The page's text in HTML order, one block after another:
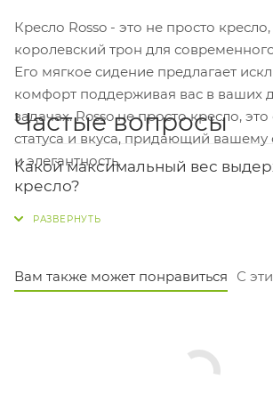
Кресло Rosso - это не просто
королевский трон для
Его мягкое сидение предлагает
комфорт поддерживая вас в ваших
задачах. Rosso не просто кресло,
статуса и вкуса, придающий
и элегантность.
Частые вопросы
Какой максимальный вес
кресло?
Кресло рассчитано на нагрузку до
устойчивость.
Обивка выполнена из практичной
Вам также может понравиться С